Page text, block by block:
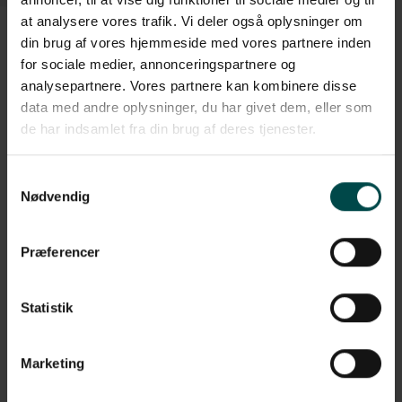
at analysere vores trafik. Vi deler også oplysninger om
din brug af vores hjemmeside med vores partnere inden
for sociale medier, annonceringspartnere og
analysepartnere. Vores partnere kan kombinere disse
data med andre oplysninger, du har givet dem, eller som
de har indsamlet fra din brug af deres tjenester.
Nødvendig
Præferencer
Statistik
Marketing
Beskrivelse
Denne Zebra label i transfer etiketpapir har en overflade der er
der er lang og har du en termotransfer printer, som bruger
Variant: Nr. 880118-031